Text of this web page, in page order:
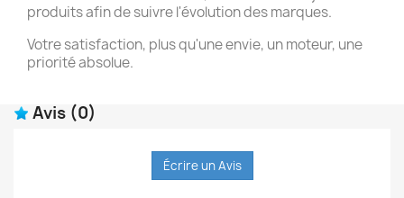
produits afin de suivre l'évolution des marques.
Votre satisfaction, plus qu'une envie, un moteur, une
priorité absolue.
Avis (0)
Écrire un Avis